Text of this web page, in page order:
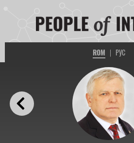
ROM | РУС